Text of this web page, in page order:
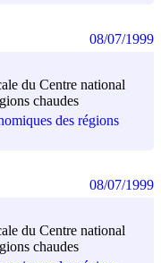
du Centre national
chaudes
des régions
08/07/1999
du Centre national
chaudes
08/07/1999